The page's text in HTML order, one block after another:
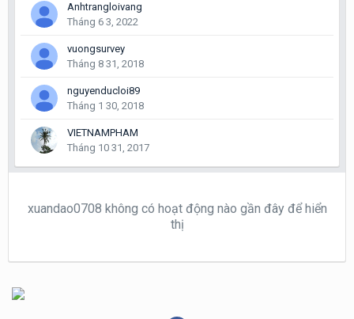
Anhtrangloivang
Tháng 6 3, 2022
vuongsurvey
Tháng 8 31, 2018
nguyenducloi89
Tháng 1 30, 2018
VIETNAMPHAM
Tháng 10 31, 2017
xuandao0708 không có hoạt động nào gần đây để hiển
thị